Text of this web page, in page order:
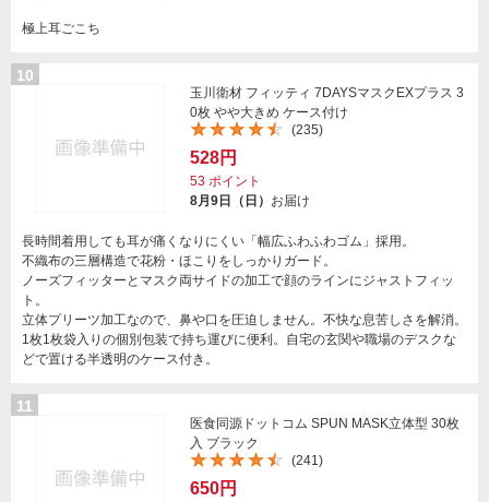
極上耳ごこち
10
玉川衛材 フィッティ 7DAYSマスクEXプラス 3
0枚 やや大きめ ケース付け
(235)
528円
53 ポイント
8月9日（日） お届け
長時間着用しても耳が痛くなりにくい「幅広ふわふわゴム」採用。
不織布の三層構造で花粉・ほこりをしっかりガード。
ノーズフィッターとマスク両サイドの加工で顔のラインにジャストフィッ
ト。
立体プリーツ加工なので、鼻や口を圧迫しません。不快な息苦しさを解消。
1枚1枚袋入りの個別包装で持ち運びに便利。自宅の玄関や職場のデスクな
どで置ける半透明のケース付き。
11
医食同源ドットコム SPUN MASK立体型 30枚
入 ブラック
(241)
650円